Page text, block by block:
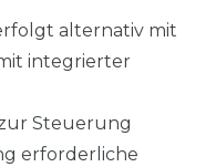
alternativ mit
integrierter
Steuerung
erforderliche